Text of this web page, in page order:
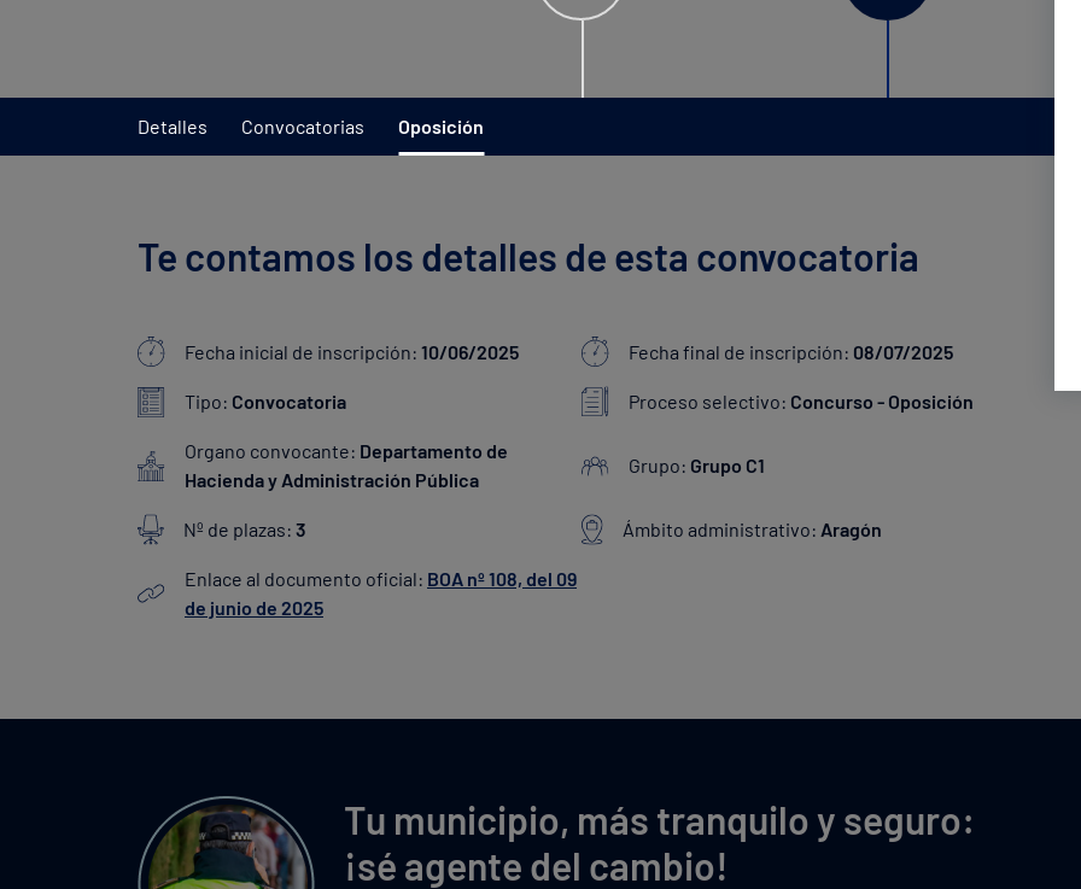
Detalles Convocatorias Oposición
Te contamos los detalles de esta convocatoria
Fecha inicial de inscripción: 10/06/2025 Fecha final de inscripción: 08/07/2025
Tipo: Convocatoria Proceso selectivo: Concurso - Oposición
Organo convocante: Departamento de
Hacienda y Administración Pública
Grupo: Grupo C1
Nº de plazas: 3 Ámbito administrativo: Aragón
Enlace al documento oficial: BOA nº 108, del 09
de junio de 2025
Tu municipio, más tranquilo y seguro:
¡sé agente del cambio!